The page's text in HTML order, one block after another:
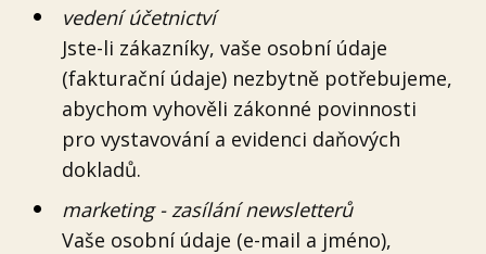
vedení účetnictví
Jste-li zákazníky, vaše osobní údaje
(fakturační údaje) nezbytně potřebujeme,
abychom vyhověli zákonné povinnosti
pro vystavování a evidenci daňových
dokladů.
marketing - zasílání newsletterů
Vaše osobní údaje (e-mail a jméno),